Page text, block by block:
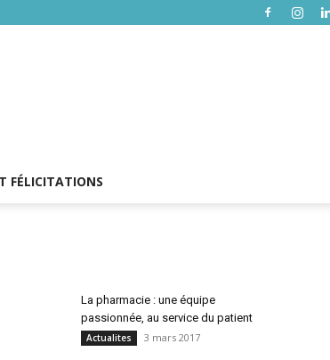
FÉLICITATIONS
La pharmacie : une équipe
passionnée, au service du patient
Actualites 3 mars 2017